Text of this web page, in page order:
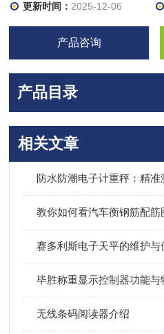
更新时间： 2025-12-06
产品咨询
产品目录
相关文章
防水防潮电子计重秤：精准
教你如何看汽车衡钢筋配筋
赛多利斯电子天平的维护与
毕胜称重显示控制器功能与
无线条码阅读器介绍